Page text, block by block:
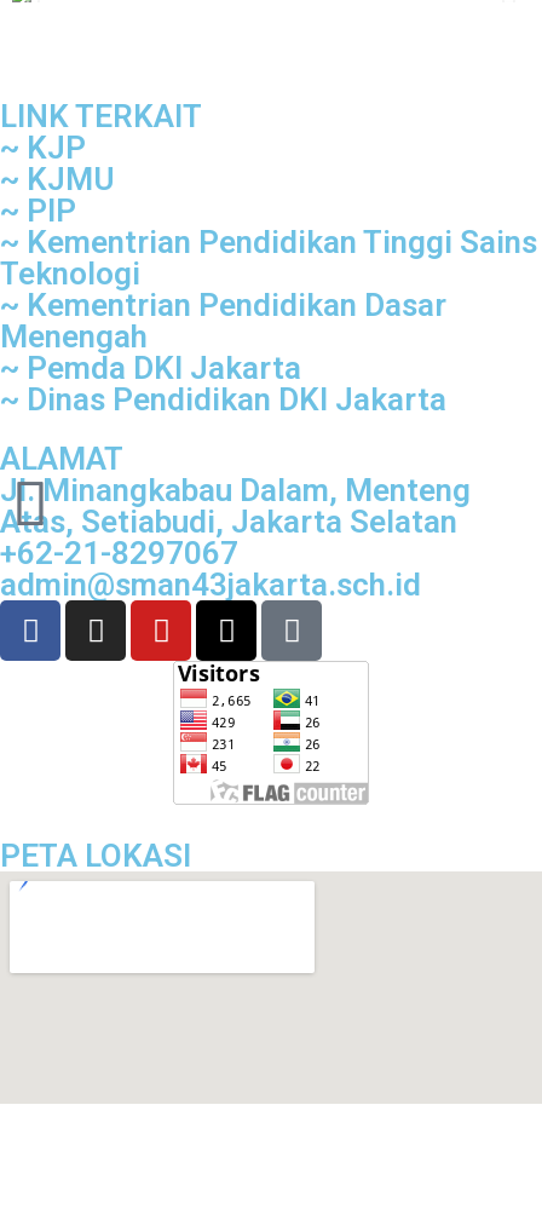
LINK TERKAIT
~ KJP
~ KJMU
~ PIP
~ Kementrian Pendidikan Tinggi Sains
Teknologi
~ Kementrian Pendidikan Dasar
Menengah
~ Pemda DKI Jakarta
~ Dinas Pendidikan DKI Jakarta
ALAMAT
Jl. Minangkabau Dalam, Menteng
Atas, Setiabudi, Jakarta Selatan
+62-21-8297067
admin@sman43jakarta.sch.id
PETA LOKASI